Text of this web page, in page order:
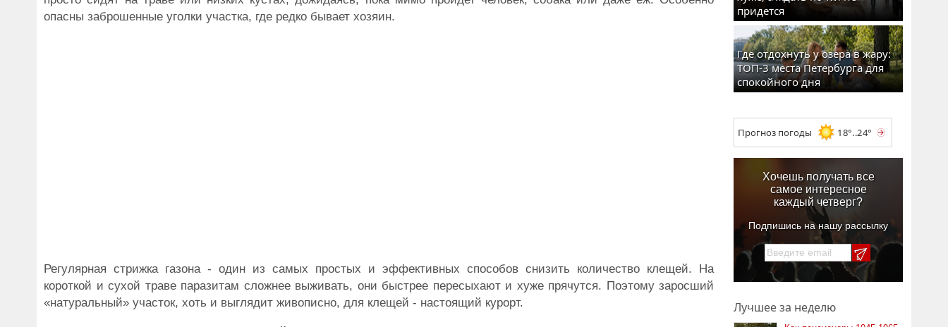
опасны заброшенные уголки участка, где редко бывает хозяин.
Регулярная стрижка газона - один из самых простых и эффективных способов снизить количество клещей. На
короткой и сухой траве паразитам сложнее выживать, они быстрее пересыхают и хуже прячутся. Поэтому заросший
«натуральный» участок, хоть и выглядит живописно, для клещей - настоящий курорт.
придется
Где отдохнуть у озера в жару:
ТОП-3 места Петербурга для
спокойного дня
Прогноз погоды 18°..24°
Хочешь получать все
самое интересное
каждый четверг?
Подпишись на нашу рассылку
Лучшее за неделю